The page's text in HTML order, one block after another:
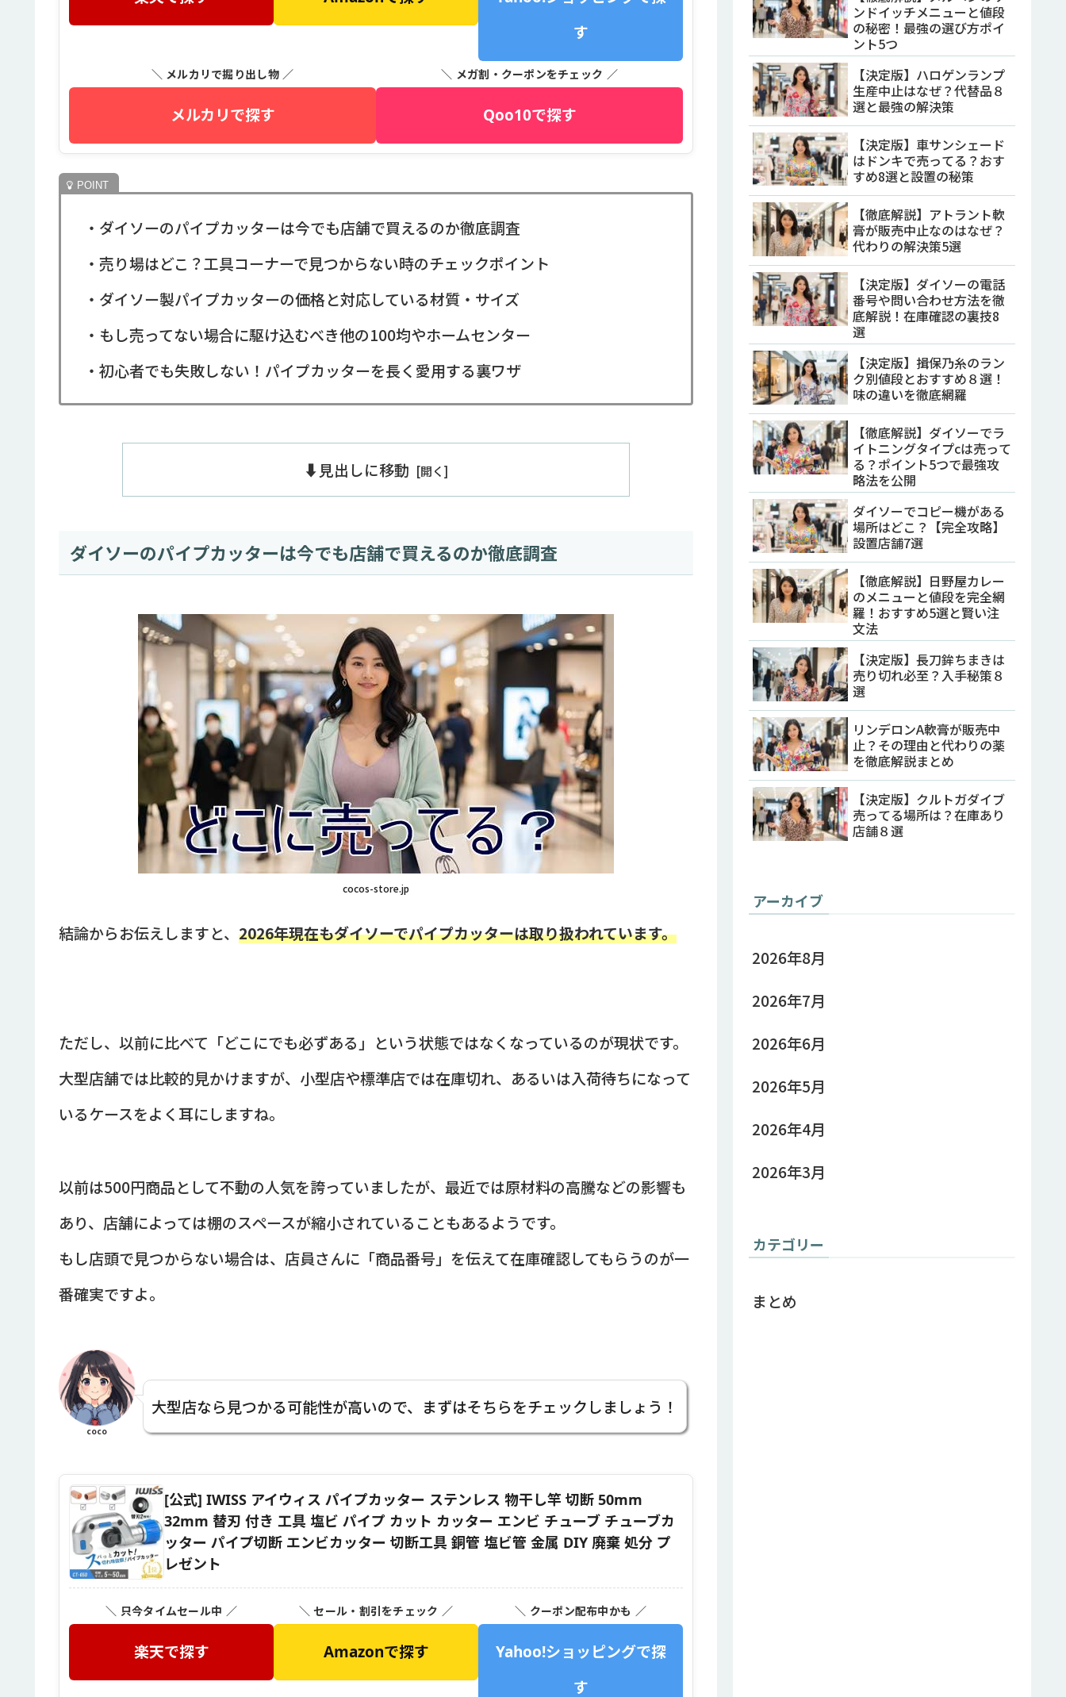
す
＼ メルカリで掘り出し物 ／
メルカリで探す
＼ メガ割・クーポンをチェック ／
Qoo10で探す
・ダイソーのパイプカッターは今でも店舗で買えるのか徹底調査
・売り場はどこ？工具コーナーで見つからない時のチェックポイント
・ダイソー製パイプカッターの価格と対応している材質・サイズ
・もし売ってない場合に駆け込むべき他の100均やホームセンター
・初心者でも失敗しない！パイプカッターを長く愛用する裏ワザ
⬇️見出しに移動
ダイソーのパイプカッターは今でも店舗で買えるのか徹底調査
cocos-store.jp
結論からお伝えしますと、 2026年現在もダイソーでパイプカッターは取り扱われています。
ただし、以前に比べて「どこにでも必ずある」という状態ではなくなっているのが現状です。
大型店舗では比較的見かけますが、小型店や標準店では在庫切れ、あるいは入荷待ちになって
いるケースをよく耳にしますね。
以前は500円商品として不動の人気を誇っていましたが、最近では原材料の高騰などの影響も
あり、店舗によっては棚のスペースが縮小されていることもあるようです。
もし店頭で見つからない場合は、店員さんに「商品番号」を伝えて在庫確認してもらうのが一
番確実ですよ。
coco
大型店なら見つかる可能性が高いので、まずはそちらをチェックしましょう！
[公式] IWISS アイウィス パイプカッター ステンレス 物干し竿 切断 50mm
32mm 替刃 付き 工具 塩ビ パイプ カット カッター エンビ チューブ チューブカ
ッター パイプ切断 エンビカッター 切断工具 銅管 塩ビ管 金属 DIY 廃棄 処分 プ
レゼント
＼ 只今タイムセール中 ／
楽天で探す
＼ セール・割引をチェック ／
Amazonで探す
＼ クーポン配布中かも ／
Yahoo!ショッピングで探
す
ンドイッチメニューと値段
の秘密！最強の選び方ポイ
ント5つ
【決定版】ハロゲンランプ
生産中止はなぜ？代替品８
選と最強の解決策
【決定版】車サンシェード
はドンキで売ってる？おす
すめ8選と設置の秘策
【徹底解説】アトラント軟
膏が販売中止なのはなぜ？
代わりの解決策5選
【決定版】ダイソーの電話
番号や問い合わせ方法を徹
底解説！在庫確認の裏技8
選
【決定版】揖保乃糸のラン
ク別値段とおすすめ８選！
味の違いを徹底網羅
【徹底解説】ダイソーでラ
イトニングタイプcは売って
る？ポイント5つで最強攻
略法を公開
ダイソーでコピー機がある
場所はどこ？【完全攻略】
設置店舗7選
【徹底解説】日野屋カレー
のメニューと値段を完全網
羅！おすすめ5選と賢い注
文法
【決定版】長刀鉾ちまきは
売り切れ必至？入手秘策８
選
リンデロンA軟膏が販売中
止？その理由と代わりの薬
を徹底解説まとめ
【決定版】クルトガダイブ
売ってる場所は？在庫あり
店舗８選
アーカイブ
2026年8月
2026年7月
2026年6月
2026年5月
2026年4月
2026年3月
カテゴリー
まとめ